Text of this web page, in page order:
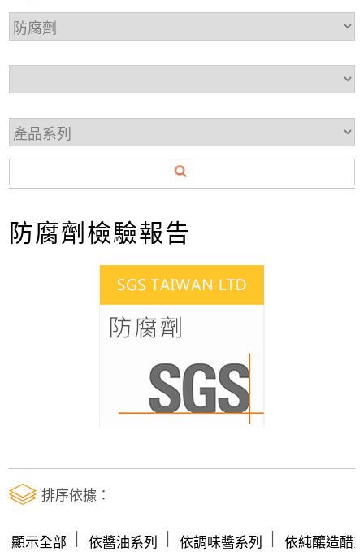
防腐劑檢驗報告
排序依據：
顯示全部 依醬油系列 依調味醬系列 依純釀造醋